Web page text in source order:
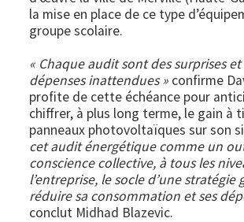
la mise en place de ce type
groupe scolaire.
« Chaque audit sont des surprises et
dépenses inattendues » confirme
profite de cette échéance pour
chiffrer, à plus long terme, le gain à
panneaux photovoltaïques sur son
cet audit énergétique comme un
conscience collective, à tous les
l’entreprise, le socle d’une stratégie
réduire sa consommation et ses
conclut Midhad Blazevic.